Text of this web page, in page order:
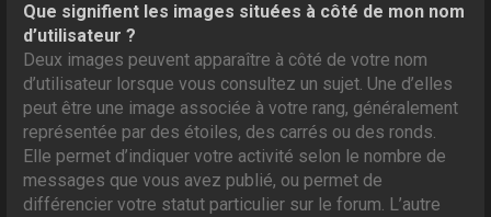
Que signifient les images situées à côté de mon nom
d’utilisateur ?
Deux images peuvent apparaître à côté de votre nom
d’utilisateur lorsque vous consultez un sujet. Une d’elles
peut être une image associée à votre rang, généralement
représentée par des étoiles, des carrés ou des ronds.
Elle permet d’indiquer votre activité selon le nombre de
messages que vous avez publié, ou permet de
différencier votre statut particulier sur le forum. L’autre